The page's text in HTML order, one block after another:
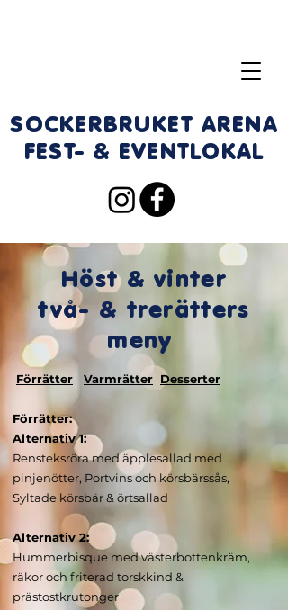
SOCKERBRUKET ARENA
FEST- & EVENTLOKAL
Höst & vinter
två- & trerätters
meny
Förrätter Varmrätter Desserter
Förrätter:
Alternativ 1:
Rensteksröra med äpplesallad med
pinjenötter, Portvins och körsbärssås,
Syltade körsbär & örtsallad
Alternativ 2:
Hummerbisque med västerbottenkräm,
räkor och friterad torskkind &
prästostkrutonger